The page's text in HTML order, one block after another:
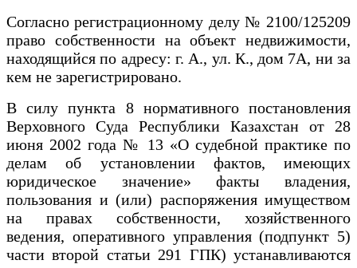
Согласно регистрационному делу № 2100/125209
право собственности на объект недвижимости,
находящийся по адресу: г. А., ул. К., дом 7А, ни за
кем не зарегистрировано.
В силу пункта 8 нормативного постановления
Верховного Суда Республики Казахстан от 28
июня 2002 года № 13 «О судебной практике по
делам об установлении фактов, имеющих
юридическое значение» факты владения,
пользования и (или) распоряжения имуществом
на правах собственности, хозяйственного
ведения, оперативного управления (подпункт 5)
части второй статьи 291 ГПК) устанавливаются